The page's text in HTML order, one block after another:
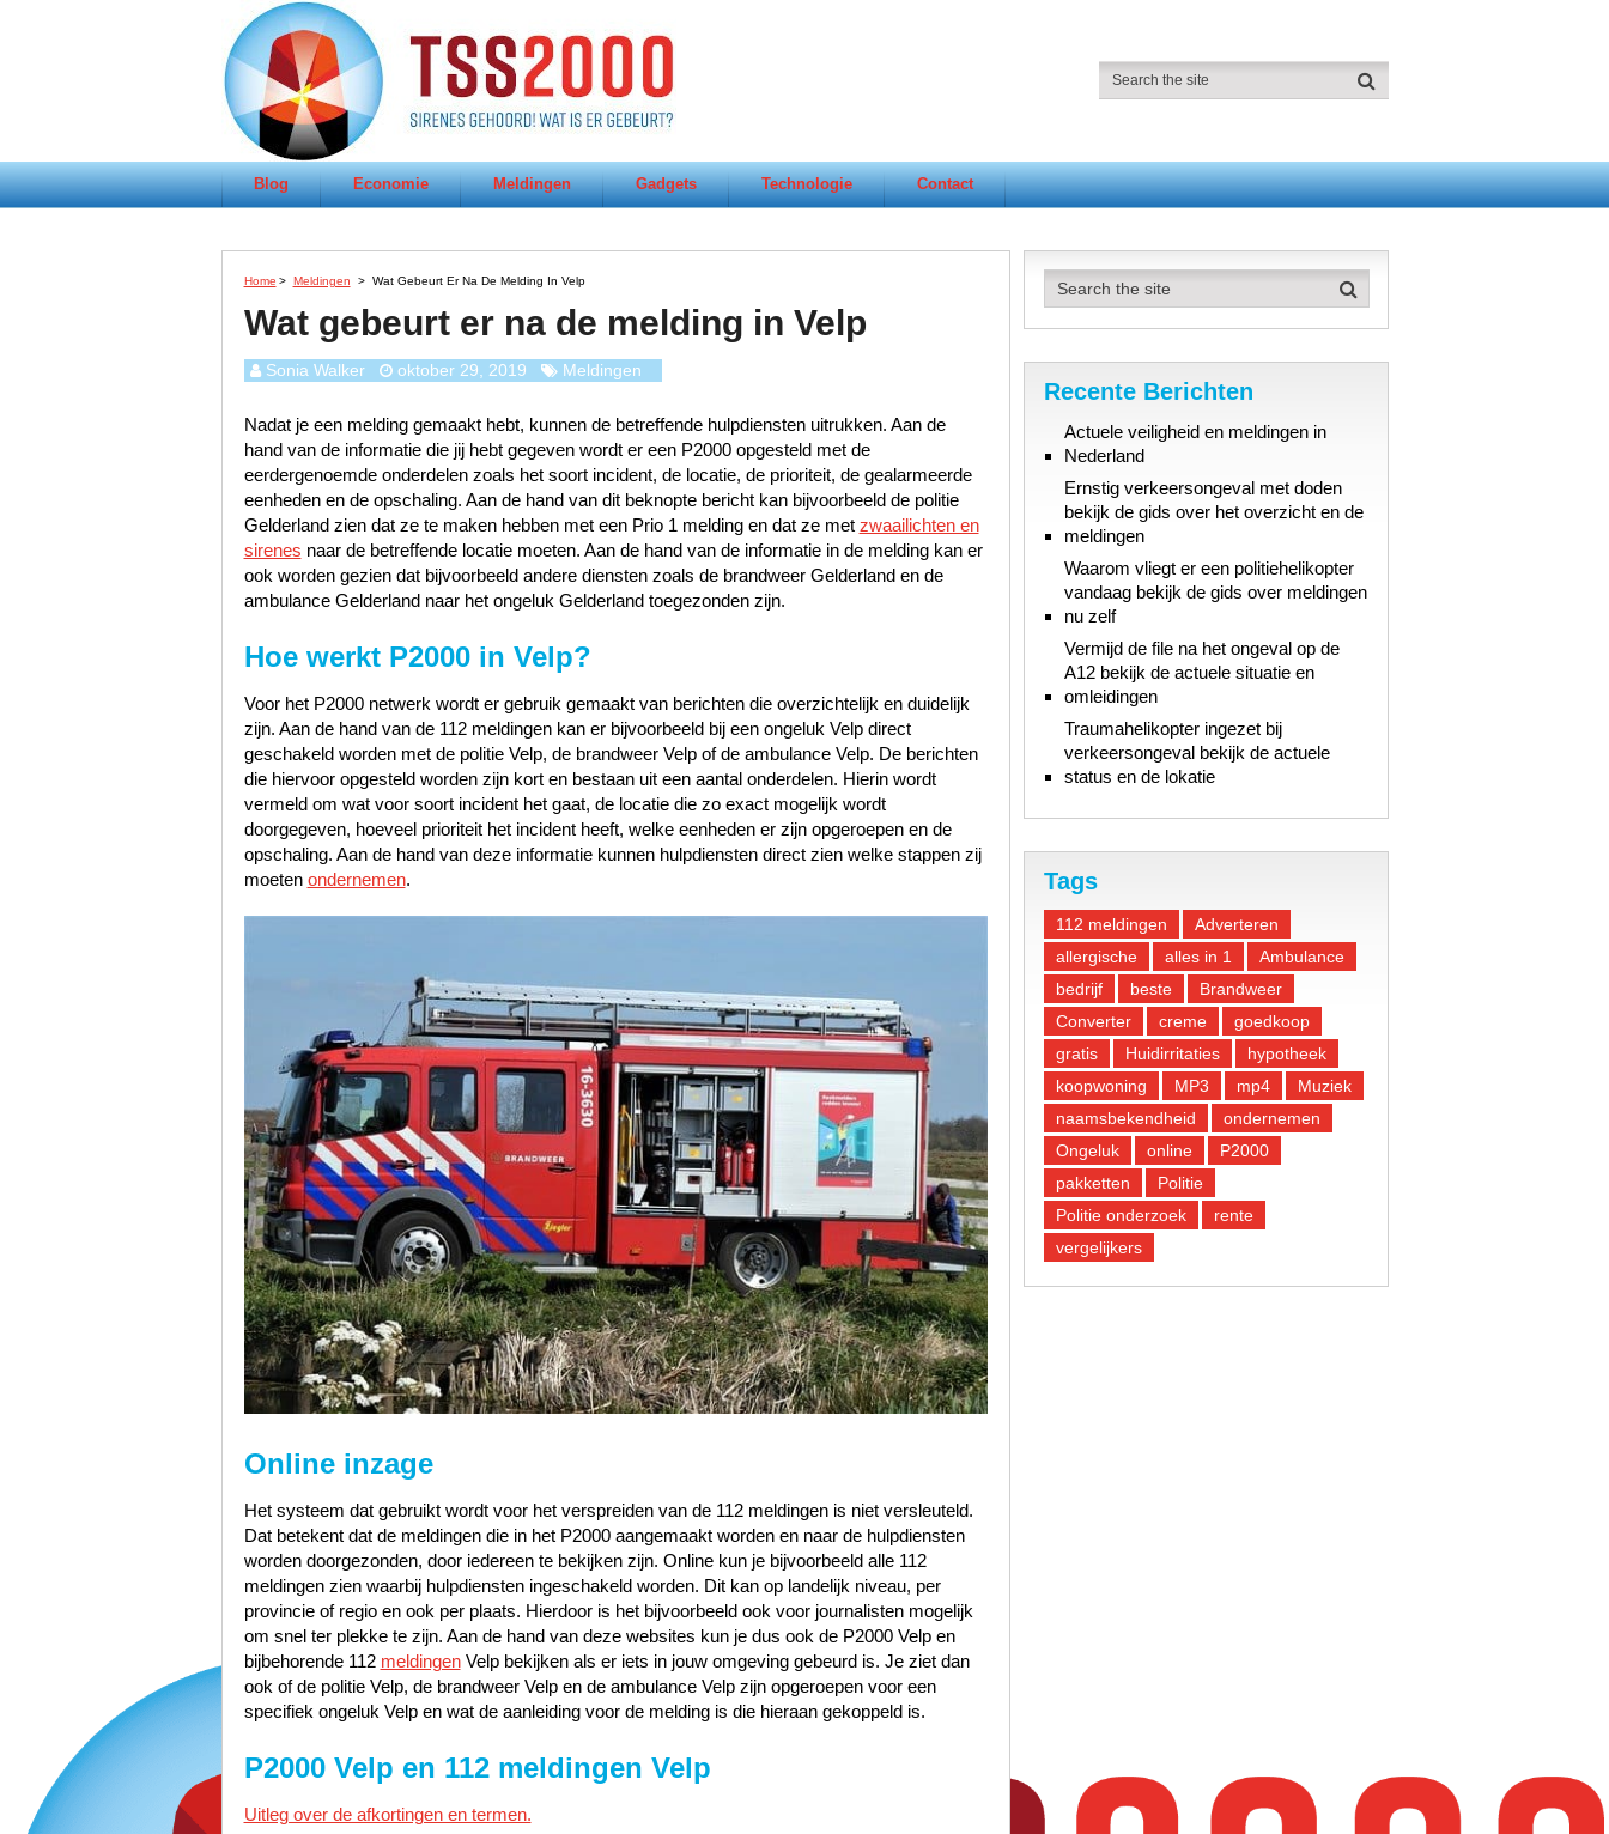
Blog Economie Meldingen Gadgets Technologie Contact
Home > Meldingen > Wat Gebeurt Er Na De Melding In Velp
Wat gebeurt er na de melding in Velp
Sonia Walker oktober 29, 2019 Meldingen
Nadat je een melding gemaakt hebt, kunnen de betreffende hulpdiensten uitrukken. Aan de
hand van de informatie die jij hebt gegeven wordt er een P2000 opgesteld met de
eerdergenoemde onderdelen zoals het soort incident, de locatie, de prioriteit, de gealarmeerde
eenheden en de opschaling. Aan de hand van dit beknopte bericht kan bijvoorbeeld de politie
Gelderland zien dat ze te maken hebben met een Prio 1 melding en dat ze met zwaailichten en
sirenes naar de betreffende locatie moeten. Aan de hand van de informatie in de melding kan er
ook worden gezien dat bijvoorbeeld andere diensten zoals de brandweer Gelderland en de
ambulance Gelderland naar het ongeluk Gelderland toegezonden zijn.
Hoe werkt P2000 in Velp?
Voor het P2000 netwerk wordt er gebruik gemaakt van berichten die overzichtelijk en duidelijk
zijn. Aan de hand van de 112 meldingen kan er bijvoorbeeld bij een ongeluk Velp direct
geschakeld worden met de politie Velp, de brandweer Velp of de ambulance Velp. De berichten
die hiervoor opgesteld worden zijn kort en bestaan uit een aantal onderdelen. Hierin wordt
vermeld om wat voor soort incident het gaat, de locatie die zo exact mogelijk wordt
doorgegeven, hoeveel prioriteit het incident heeft, welke eenheden er zijn opgeroepen en de
opschaling. Aan de hand van deze informatie kunnen hulpdiensten direct zien welke stappen zij
moeten ondernemen.
Online inzage
Het systeem dat gebruikt wordt voor het verspreiden van de 112 meldingen is niet versleuteld.
Dat betekent dat de meldingen die in het P2000 aangemaakt worden en naar de hulpdiensten
worden doorgezonden, door iedereen te bekijken zijn. Online kun je bijvoorbeeld alle 112
meldingen zien waarbij hulpdiensten ingeschakeld worden. Dit kan op landelijk niveau, per
provincie of regio en ook per plaats. Hierdoor is het bijvoorbeeld ook voor journalisten mogelijk
om snel ter plekke te zijn. Aan de hand van deze websites kun je dus ook de P2000 Velp en
bijbehorende 112 meldingenVelp bekijken als er iets in jouw omgeving gebeurd is. Je ziet dan
ook of de politie Velp, de brandweer Velp en de ambulance Velp zijn opgeroepen voor een
specifiek ongeluk Velp en wat de aanleiding voor de melding is die hieraan gekoppeld is.
P2000 Velp en 112 meldingen Velp
Uitleg over de afkortingen en termen.
Recente Berichten
Actuele veiligheid en meldingen in
Nederland
Ernstig verkeersongeval met doden
bekijk de gids over het overzicht en de
meldingen
Waarom vliegt er een politiehelikopter
vandaag bekijk de gids over meldingen
nu zelf
Vermijd de file na het ongeval op de
A12 bekijk de actuele situatie en
omleidingen
Traumahelikopter ingezet bij
verkeersongeval bekijk de actuele
status en de lokatie
Tags
112 meldingen
Adverteren
allergische
alles in 1
Ambulance
bedrijf
beste
Brandweer
Converter
creme
goedkoop
gratis
Huidirritaties
hypotheek
koopwoning
MP3 mp4
Muziek
naamsbekendheid
ondernemen
Ongeluk
online
P2000
pakketten
Politie
Politie onderzoek
rente
vergelijkers